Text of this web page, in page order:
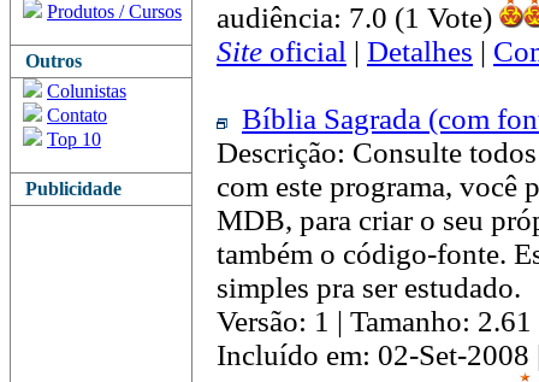
Produtos / Cursos
Outros
Colunistas
Contato
Top 10
Publicidade
audiência: 7.0 (1 Vote)
Site oficial | Detalhes |
Bíblia Sagrada (com
Descrição: Consulte
com este programa, você
MDB, para criar o seu
também o código-fonte.
simples pra ser estudado.
Versão: 1 | Tamanho:
Incluído em: 02-Set-